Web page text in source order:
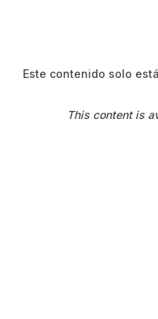
Este contenido solo
This content is